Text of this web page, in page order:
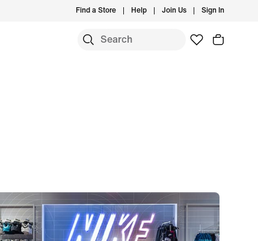
Find a Store Help Join Us Sign In